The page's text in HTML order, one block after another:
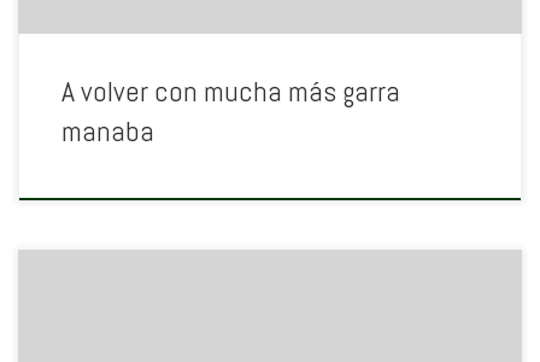
A volver con mucha más garra
manaba